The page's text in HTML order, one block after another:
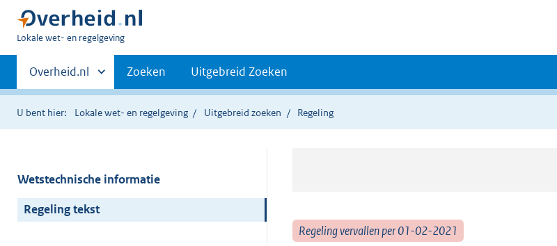
U
hier:
Lokale wet- en regelgeving
Primaire
navigatie
Andere
sites
binnen
Overheid.nl Zoeken Uitgebreid Zoeken
U bent hier: Lokale wet- en regelgeving Uitgebreid zoeken Regeling
Wetstechnische informatie
Regeling tekst
Regeling vervallen per 01-02-2021